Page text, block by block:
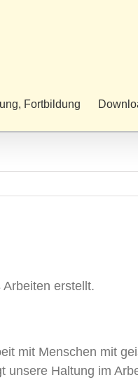
Fortbildung
erstellt.
mit Menschen mit
unsere Haltung im